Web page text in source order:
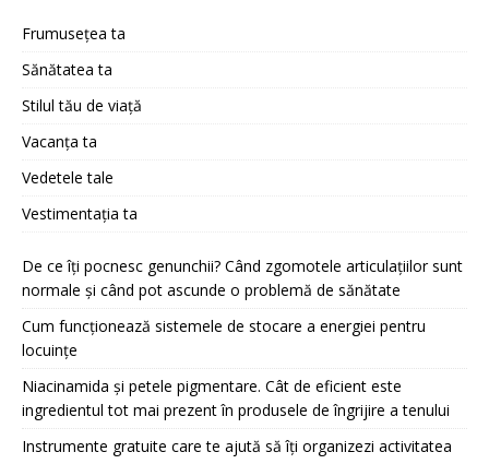
Frumusețea ta
Sănătatea ta
Stilul tău de viață
Vacanța ta
Vedetele tale
Vestimentația ta
De ce îți pocnesc genunchii? Când zgomotele articulațiilor sunt
normale și când pot ascunde o problemă de sănătate
Cum funcționează sistemele de stocare a energiei pentru
locuințe
Niacinamida și petele pigmentare. Cât de eficient este
ingredientul tot mai prezent în produsele de îngrijire a tenului
Instrumente gratuite care te ajută să îți organizezi activitatea